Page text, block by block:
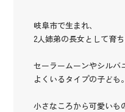
岐阜市で生まれ、
2人姉弟の長女として育ち
セーラームーンやシルバ
よくいるタイプの子ども。
小さなころから可愛いも